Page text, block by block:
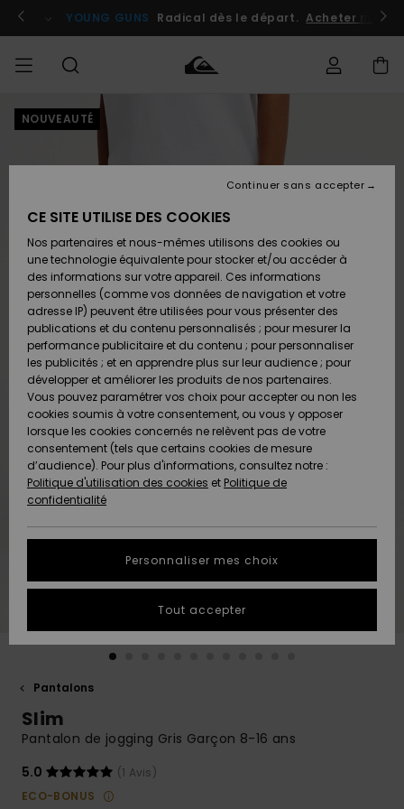
l'information
le
Se connecter / s'inscrire
YOUNG GUNS Radical dès le départ. Acheter
HOMME
Chaussures
& Tongs
Surf
Snow
Nouveautés
A
Découvrir
Chaussures
& Tongs
Surf
Snow
Nouveautés
A
Découvrir
FEMME
A
Découvrir
Snow
SURF
Surf
Shop
Enfant
Highlights
Communauté
SNOW
Snow
Shop
Enfant
Snow
Shop
Femme
A
Découvrir
Communauté
OUTLET
Enfant
Outlet
Femme
AIDE &
CONTACT
Retours
Paiement
Carte
Cadeau
Quiksilver
Freedom
Protection
des
tailles
à votre
question.
Démarrer
MAGASINS
QUIKSILVER
NOUVEAUTÉ
Pantalons
Slim
Pantalon de jogging Gris Garçon 8-16 ans
5.0
(1 Avis)
ECO-BONUS
CE SITE UTILISE DES COOKIES
Nos partenaires et nous-mêmes utilisons des cookies ou
une technologie équivalente pour stocker et/ou accéder à
des informations sur votre appareil. Ces informations
personnelles (comme vos données de navigation et votre
adresse IP) peuvent être utilisées pour vous présenter des
publications et du contenu personnalisés ; pour mesurer la
performance publicitaire et du contenu ; pour personnaliser
les publicités ; et en apprendre plus sur leur audience ; pour
développer et améliorer les produits de nos partenaires.
Vous pouvez paramétrer vos choix pour accepter ou non les
cookies soumis à votre consentement, ou vous y opposer
lorsque les cookies concernés ne relèvent pas de votre
consentement (tels que certains cookies de mesure
d’audience). Pour plus d'informations, consultez notre :
Politique d'utilisation des cookies et Politique de
confidentialité
Personnaliser mes choix
Continuer sans accepter
Tout accepter